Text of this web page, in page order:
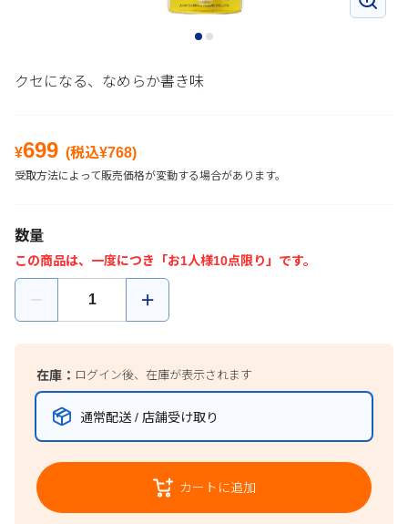
クセになる、なめらか書き味
¥699 (税込¥768)
受取方法によって販売価格が変動する場合があります。
数量
この商品は、一度につき「お1人様10点限り」です。
在庫： ログイン後、在庫が表示されます
通常配送 / 店舗受け取り
カートに追加